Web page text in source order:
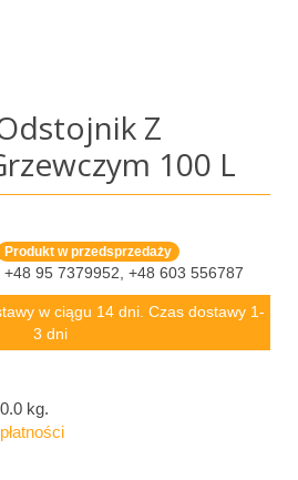
Z
100 L
Produkt w przedsprzedaży
95 7379952, +48 603 556787
w ciągu 14 dni. Czas dostawy 1-
3 dni
kg.